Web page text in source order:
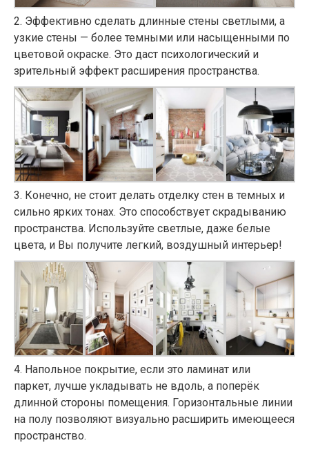
2. Эффективно сделать длинные стены светлыми, а
узкие стены — более темными или насыщенными по
цветовой окраске. Это даст психологический и
зрительный эффект расширения пространства.
3. Конечно, не стоит делать отделку стен в темных и
сильно ярких тонах. Это способствует скрадыванию
пространства. Используйте светлые, даже белые
цвета, и Вы получите легкий, воздушный интерьер!
4. Напольное покрытие, если это ламинат или
паркет, лучше укладывать не вдоль, а поперёк
длинной стороны помещения. Горизонтальные линии
на полу позволяют визуально расширить имеющееся
пространство.